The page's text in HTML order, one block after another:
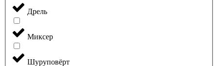
Дрель
Миксер
Шуруповёрт